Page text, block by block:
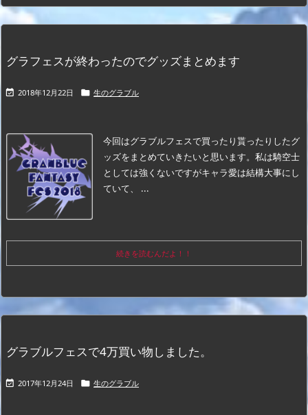
グラフェスが終わったのでグッズまとめます
 2018年12月22日  生のグラブル
今回はグラブルフェスで買ったり貰ったりしたグ
ッズをまとめていきたいと思います。 私は騎空士
としては強くないですがキャラ愛は結構大事にし
ていて、 ...
続きを読むんだよ！！
グラブルフェスで4万買い物しました。
 2017年12月24日  生のグラブル